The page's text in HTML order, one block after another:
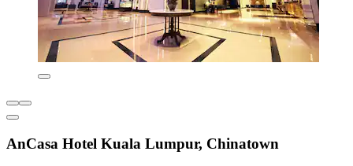
AnCasa Hotel Kuala Lumpur, Chinatown